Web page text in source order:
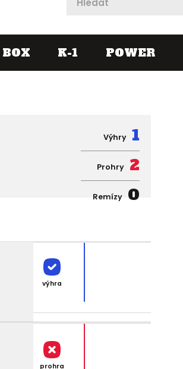
BOX K-1 POWER
Výhry 1
Prohry 2
Remízy 0
výhra
prohra